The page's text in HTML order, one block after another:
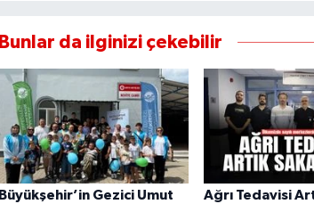
Bunlar da ilginizi çekebilir
Büyükşehir’in Gezici Umut
Ağrı Tedavisi